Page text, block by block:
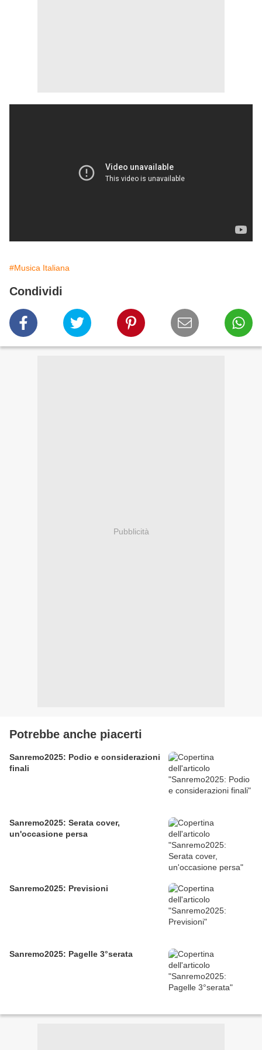
#Musica Italiana
Condividi
Pubblicità
Potrebbe anche piacerti
Sanremo2025: Podio e considerazioni
finali
Sanremo2025: Serata cover,
un'occasione persa
Sanremo2025: Previsioni
Sanremo2025: Pagelle 3°serata